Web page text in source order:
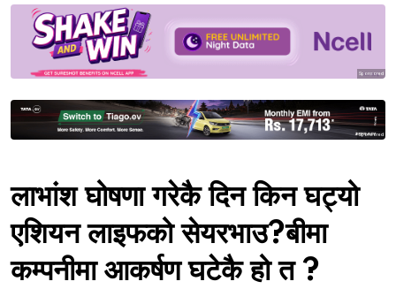
Sponsored
Sponsored
लाभांश घोषणा गरेकै दिन किन घट्यो
एशियन लाइफको सेयरभाउ?बीमा
कम्पनीमा आकर्षण घटेकै हो त ?